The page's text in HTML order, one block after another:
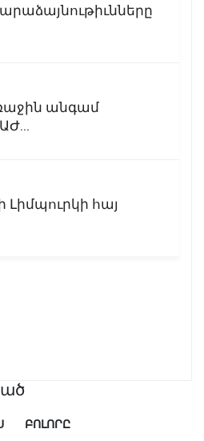
անգամ
Լիմպուրկի հայ
ԲՈԼՈՐԸ